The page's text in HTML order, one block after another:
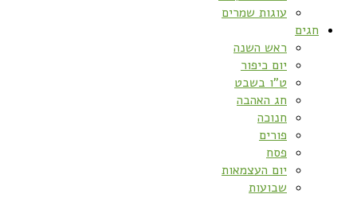
עוגות שמרים
חגים
ראש השנה
יום כיפור
ט”ו בשבט
חג האהבה
חנוכה
פורים
פסח
יום העצמאות
שבועות